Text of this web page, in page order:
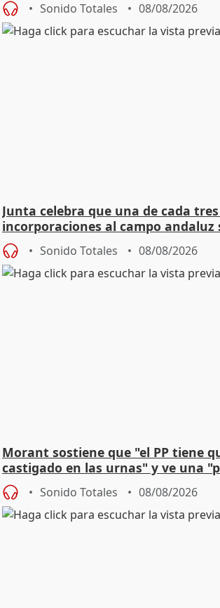
Sonido Totales 08/08/2026
Junta celebra que una de cada
incorporaciones al campo andaluz
jóvenes
Sonido Totales 08/08/2026
Morant sostiene que "el PP tiene
castigado en las urnas" y ve una
cambio"
Sonido Totales 08/08/2026